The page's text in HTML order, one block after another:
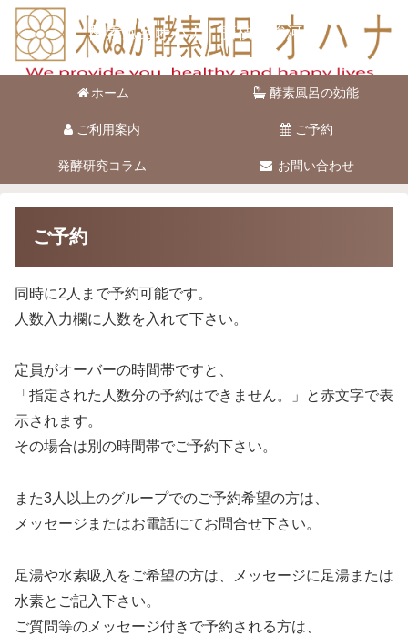
酵素風呂オハナ 藤枝市駿河台
ホーム 酵素風呂の効能
ご利用案内 ご予約
発酵研究コラム お問い合わせ
ご予約
同時に2人まで予約可能です。
人数入力欄に人数を入れて下さい。
定員がオーバーの時間帯ですと、
「指定された人数分の予約はできません。」と赤文字で表
示されます。
その場合は別の時間帯でご予約下さい。
また3人以上のグループでのご予約希望の方は、
メッセージまたはお電話にてお問合せ下さい。
足湯や水素吸入をご希望の方は、メッセージに足湯または
水素とご記入下さい。
ご質問等のメッセージ付きで予約される方は、